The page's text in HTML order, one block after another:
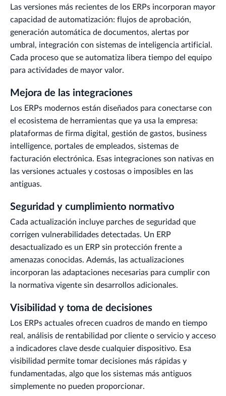
Las versiones más recientes de los ERPs incorporan mayor
capacidad de automatización: flujos de aprobación,
generación automática de documentos, alertas por
umbral, integración con sistemas de inteligencia artificial.
Cada proceso que se automatiza libera tiempo del equipo
para actividades de mayor valor.
Mejora de las integraciones
Los ERPs modernos están diseñados para conectarse con
el ecosistema de herramientas que ya usa la empresa:
plataformas de firma digital, gestión de gastos, business
intelligence, portales de empleados, sistemas de
facturación electrónica. Esas integraciones son nativas en
las versiones actuales y costosas o imposibles en las
antiguas.
Seguridad y cumplimiento normativo
Cada actualización incluye parches de seguridad que
corrigen vulnerabilidades detectadas. Un ERP
desactualizado es un ERP sin protección frente a
amenazas conocidas. Además, las actualizaciones
incorporan las adaptaciones necesarias para cumplir con
la normativa vigente sin desarrollos adicionales.
Visibilidad y toma de decisiones
Los ERPs actuales ofrecen cuadros de mando en tiempo
real, análisis de rentabilidad por cliente o servicio y acceso
a indicadores clave desde cualquier dispositivo. Esa
visibilidad permite tomar decisiones más rápidas y
fundamentadas, algo que los sistemas más antiguos
simplemente no pueden proporcionar.